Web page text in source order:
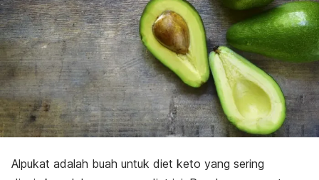
Alpukat adalah buah untuk diet keto yang sering